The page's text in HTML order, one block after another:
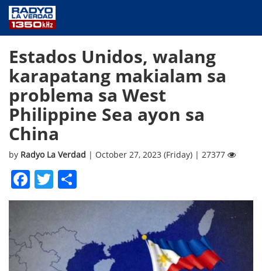
PUBLIC SERVICE
ANNOUNCEMENTS
PROGRAMS
ABOUT
CONTACT US
Estados Unidos, walang
karapatang makialam sa
problema sa West
Philippine Sea ayon sa
China
by Radyo La Verdad | October 27, 2023 (Friday) | 27377
Facebook
Twitter